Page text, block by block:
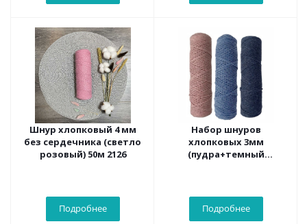
Шнур хлопковый 4 мм
без сердечника (светло
розовый) 50м 2126
Подробнее
Набор шнуров
хлопковых 3мм
(пудра+темный
Подробнее